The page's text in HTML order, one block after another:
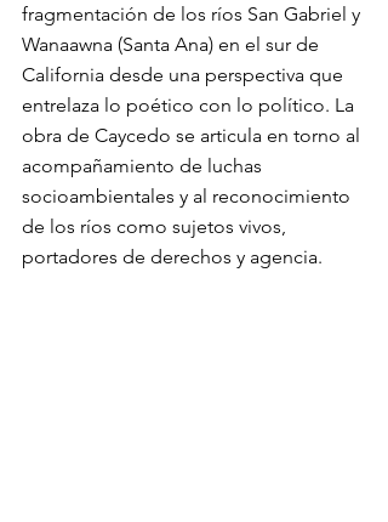
fragmentación de los ríos San Gabriel y
Wanaawna (Santa Ana) en el sur de
California desde una perspectiva que
entrelaza lo poético con lo político. La
obra de Caycedo se articula en torno al
acompañamiento de luchas
socioambientales y al reconocimiento
de los ríos como sujetos vivos,
portadores de derechos y agencia.